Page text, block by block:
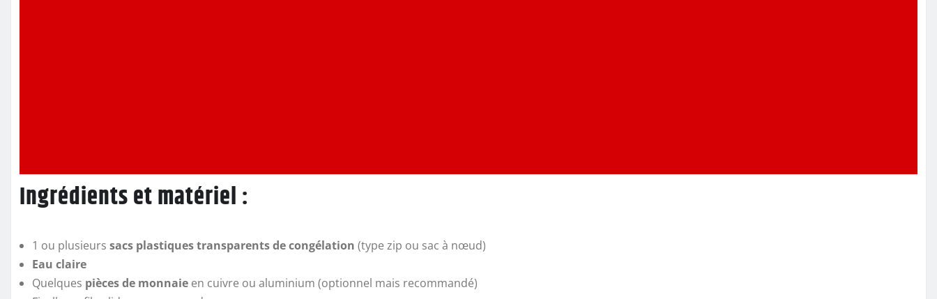
Ingrédients et matériel :
1 ou plusieurs sacs plastiques transparents de congélation (type zip ou sac à nœud)
Eau claire
Quelques pièces de monnaie en cuivre ou aluminium (optionnel mais recommandé)